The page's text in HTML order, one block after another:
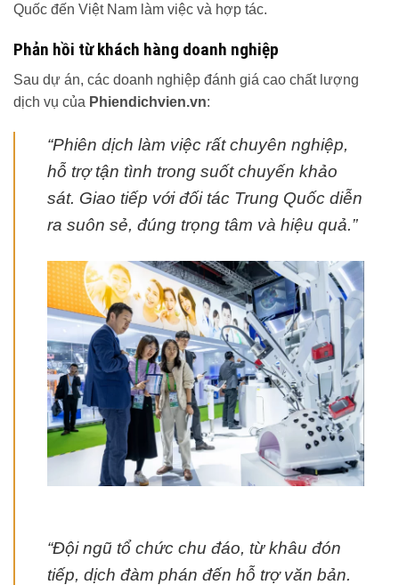
Quốc đến Việt Nam làm việc và hợp tác.
Phản hồi từ khách hàng doanh nghiệp
Sau dự án, các doanh nghiệp đánh giá cao chất lượng
dịch vụ của Phiendichvien.vn:
“Phiên dịch làm việc rất chuyên nghiệp,
hỗ trợ tận tình trong suốt chuyến khảo
sát. Giao tiếp với đối tác Trung Quốc diễn
ra suôn sẻ, đúng trọng tâm và hiệu quả.”
“Đội ngũ tổ chức chu đáo, từ khâu đón
tiếp, dịch đàm phán đến hỗ trợ văn bản.